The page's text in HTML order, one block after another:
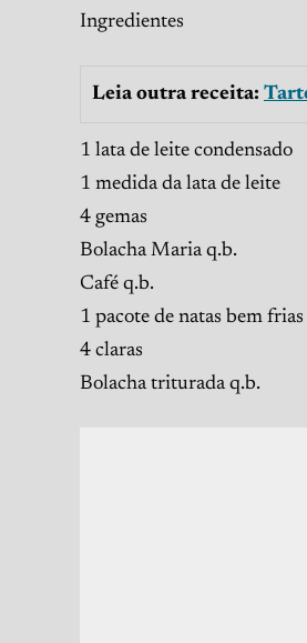
Ingredientes
Leia outra receita:
1 lata de leite condensado
1 medida da lata de leite
4 gemas
Bolacha Maria q.b.
Café q.b.
1 pacote de natas bem frias
4 claras
Bolacha triturada q.b.